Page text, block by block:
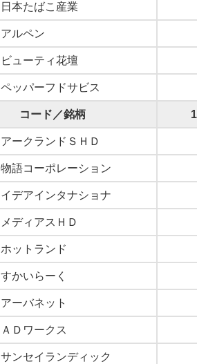
日本たばこ産業
アルペン
ビューティ花壇
ペッパーフドサビス
コード／銘柄
アークランドＳＨＤ
物語コーポレーション
イデアインタナショナ
メディアスＨＤ
ホットランド
すかいらーく
アーバネット
ＡＤワークス
サンセイランディック